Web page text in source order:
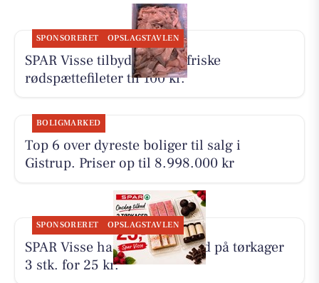
SPONSORERET OPSLAGSTAVLEN
SPAR Visse tilbyder 500 g friske
rødspættefileter til 100 kr.
BOLIGMARKED
Top 6 over dyreste boliger til salg i
Gistrup. Priser op til 8.998.000 kr
SPONSORERET OPSLAGSTAVLEN
SPAR Visse har onsdagstilbud på tørkager
3 stk. for 25 kr.